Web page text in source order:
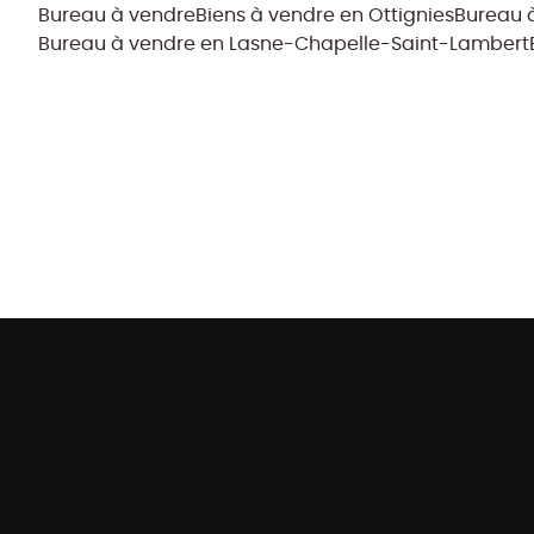
Bureau à vendreBiens à vendre en OttigniesBureau
Bureau à vendre en Lasne-Chapelle-Saint-Lambert